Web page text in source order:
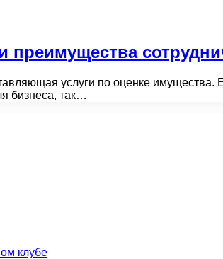
услуги по оценке имущества.
бизнеса, так…
клубе